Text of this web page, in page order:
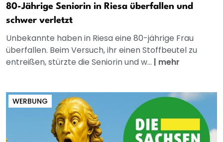
80-Jährige Seniorin in Riesa überfallen und
schwer verletzt
Unbekannte haben in Riesa eine 80-jährige Frau
überfallen. Beim Versuch, ihr einen Stoffbeutel zu
entreißen, stürzte die Seniorin und w... | mehr
WERBUNG